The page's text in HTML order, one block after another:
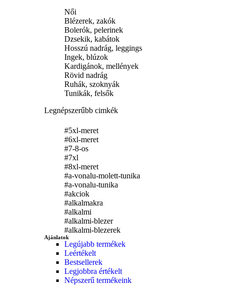
Női
Blézerek, zakók
Bolerók, pelerinek
Dzsekik, kabátok
Hosszú nadrág, leggings
Ingek, blúzok
Kardigánok, mellények
Rövid nadrág
Ruhák, szoknyák
Tunikák, felsők
Legnépszerűbb cimkék
#5xl-meret
#6xl-meret
#7-8-os
#7xl
#8xl-meret
#a-vonalu-molett-tunika
#a-vonalu-tunika
#akciok
#alkalmakra
#alkalmi
#alkalmi-blezer
#alkalmi-blezerek
Ajánlatok
Legújabb termékek
Leértékelt
Bestsellerek
Legjobbra értékelt
Népszerű termékeink
Divat
Ékszereink